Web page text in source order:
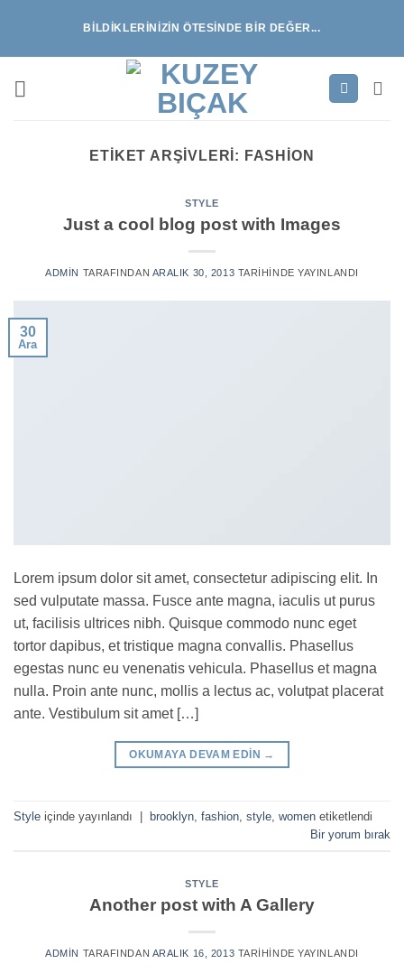
BILDIKLERINIZIN ÖTESINDE BIR DEĞER...
ETIKET ARŞIVLERI: FASHION
STYLE
Just a cool blog post with Images
ADMIN TARAFINDAN ARALIK 30, 2013 TARIHINDE YAYINLANDI
30
Ara
Lorem ipsum dolor sit amet, consectetur adipiscing elit. In
sed vulputate massa. Fusce ante magna, iaculis ut purus
ut, facilisis ultrices nibh. Quisque commodo nunc eget
tortor dapibus, et tristique magna convallis. Phasellus
egestas nunc eu venenatis vehicula. Phasellus et magna
nulla. Proin ante nunc, mollis a lectus ac, volutpat placerat
ante. Vestibulum sit amet […]
OKUMAYA DEVAM EDIN →
Style içinde yayınlandı | brooklyn fashion style women etiketlendi
Bir yorum bırak
STYLE
Another post with A Gallery
ADMIN TARAFINDAN ARALIK 16, 2013 TARIHINDE YAYINLANDI